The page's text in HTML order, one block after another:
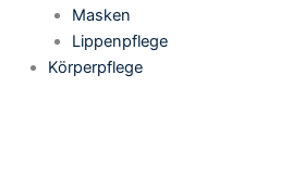
Masken
Lippenpflege
Körperpflege